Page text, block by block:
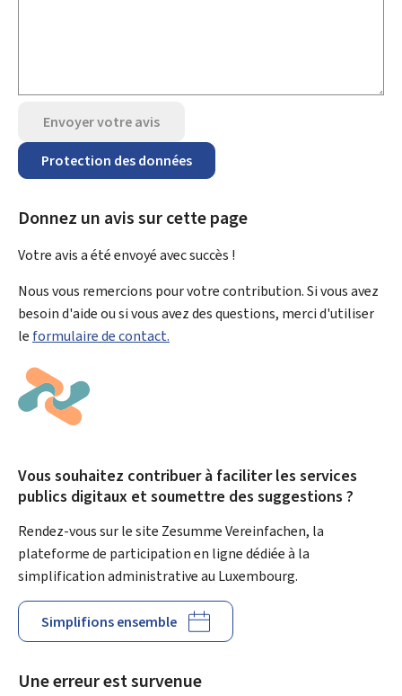
Envoyer votre avis
Protection des données
Donnez un avis sur cette page
Votre avis a été envoyé avecsuccès !
Nous vous remercions pour votre contribution. Si vous avez
besoin d'aide ou si vous avez des questions, merci d'utiliser
le formulaire de contact.
Vous souhaitez contribuer à faciliter les services
publics digitaux et soumettre des suggestions ?
Rendez-vous sur le site Zesumme Vereinfachen, la
plateforme de participation en ligne dédiée à la
simplification administrative au Luxembourg.
Simplifions ensemble
Une erreur est survenue